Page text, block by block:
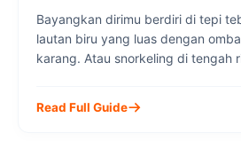
Minim
Bayangkan dirimu berdiri di tepi
lautan biru yang luas dengan
karang. Atau snorkeling di tengah
sebelah tenggara Bali ini
Read Full Guide